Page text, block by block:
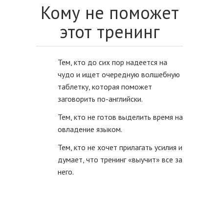
Кому не поможет
этот тренинг
Тем, кто до сих пор надеется на
чудо и ищет очередную волшебную
таблетку, которая поможет
заговорить по-английски.
Тем, кто не готов выделить время на
овладение языком.
Тем, кто не хочет прилагать усилия и
думает, что тренинг «выучит» все за
него.